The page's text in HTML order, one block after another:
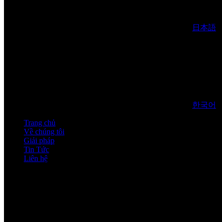
日本語
한국어
Trang chủ
Về chúng tôi
Giải pháp
Tin Tức
Liên hệ